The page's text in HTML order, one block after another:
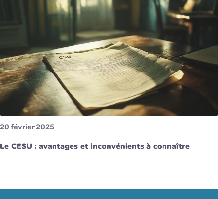
20 février 2025
Le CESU : avantages et inconvénients à connaître